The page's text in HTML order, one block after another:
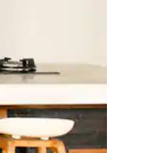
να την εξερευνήσετε